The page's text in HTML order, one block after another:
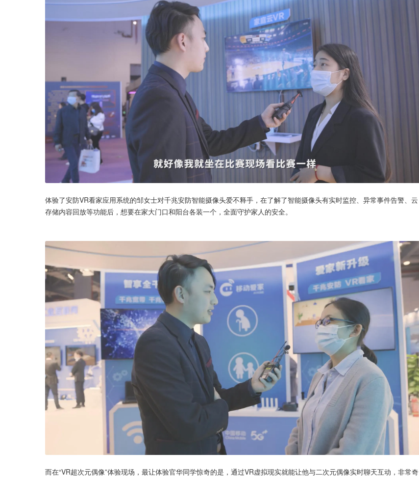
体验了安防VR看家应用系统的邹女士对千兆安防智能摄像头爱不释手，在了解了智能摄像头有实时监控、异常事件告警、云
存储内容回放等功能后，想要在家大门口和阳台各装一个，全面守护家人的安全。
而在“VR超次元偶像”体验现场，最让体验官华同学惊奇的是，通过VR虚拟现实就能让他与二次元偶像实时聊天互动，非常奇